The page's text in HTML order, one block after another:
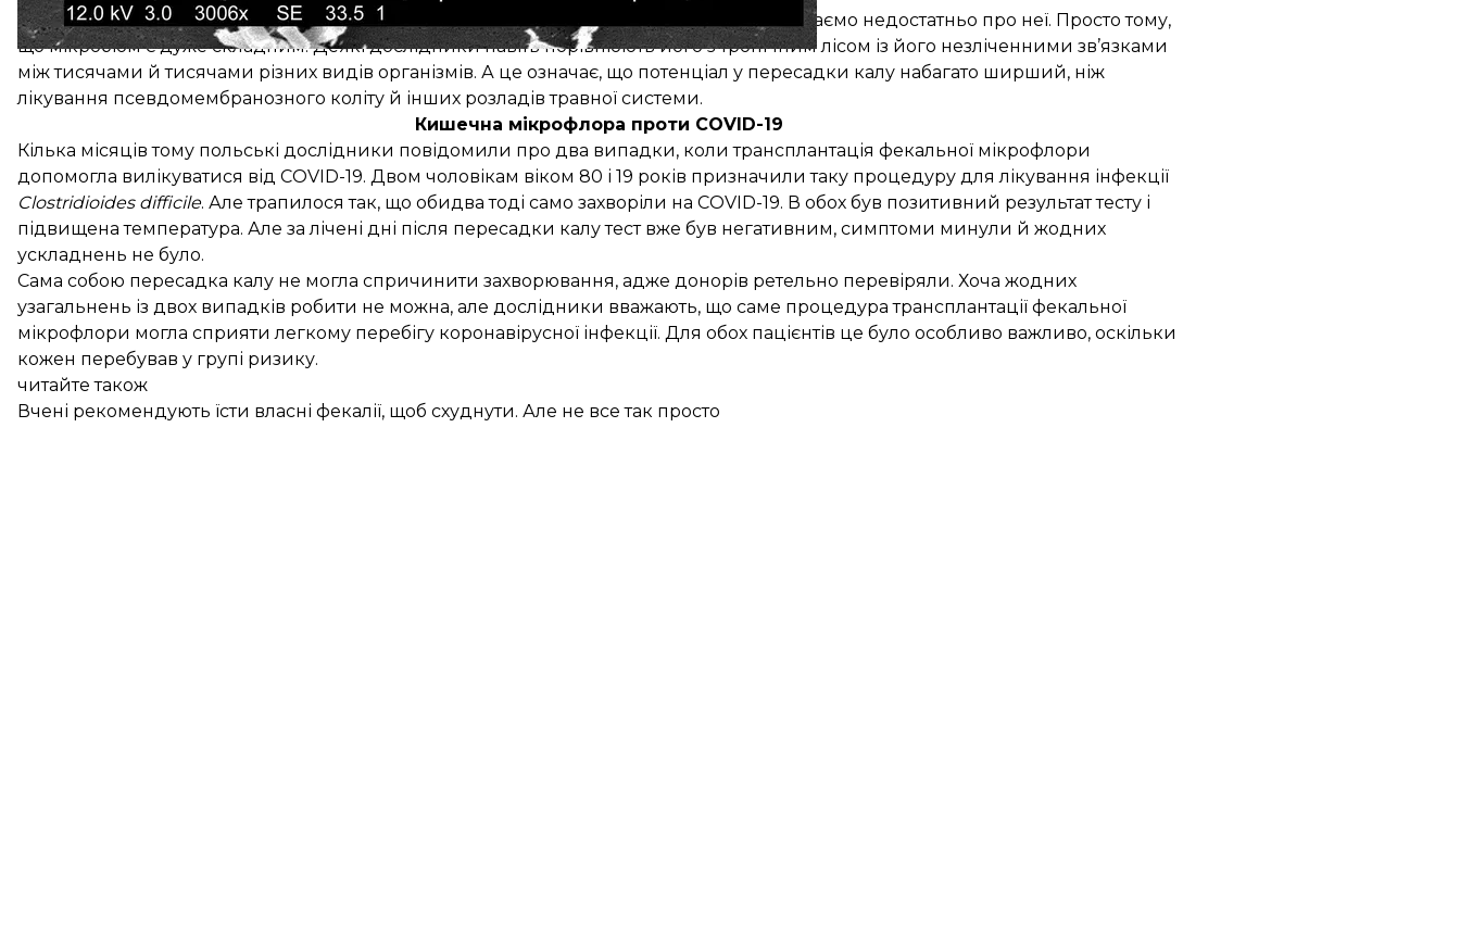
Попри те, що роль кишкової мікрофлори в організмі активно досліджується, все ще знаємо недостатньо про неї. Просто тому,
що мікробіом є дуже складним. Деякі дослідники навіть порівнюють його з тропічним лісом із його незліченними зв’язками
між тисячами й тисячами різних видів організмів. А це означає, що потенціал у пересадки калу набагато ширший, ніж
лікування псевдомембранозного коліту й інших розладів травної системи.
Кишечна мікрофлора проти COVID-19
Кілька місяців тому польські дослідники повідомили про два випадки, коли трансплантація фекальної мікрофлори
допомогла вилікуватися від COVID-19. Двом чоловікам віком 80 і 19 років призначили таку процедуру для лікування інфекції
Clostridioides difficile. Але трапилося так, що обидва тоді само захворіли на COVID-19. В обох був позитивний результат тесту і
підвищена температура. Але за лічені дні після пересадки калу тест вже був негативним, симптоми минули й жодних
ускладнень не було.
Сама собою пересадка калу не могла спричинити захворювання, адже донорів ретельно перевіряли. Хоча жодних
узагальнень із двох випадків робити не можна, але дослідники вважають, що саме процедура трансплантації фекальної
мікрофлори могла сприяти легкому перебігу коронавірусної інфекції. Для обох пацієнтів це було особливо важливо, оскільки
кожен перебував у групі ризику.
читайте також
Вчені рекомендують їсти власні фекалії, щоб схуднути. Але не все так просто